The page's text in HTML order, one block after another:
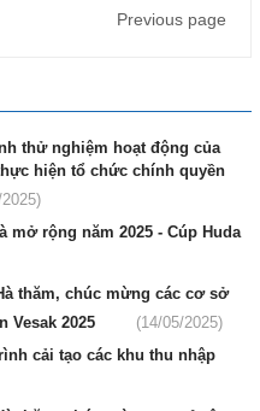
Previous page
thử nghiệm hoạt động của
hiện tổ chức chính quyền
mở rộng năm 2025 - Cúp Huda
thăm, chúc mừng các cơ sở
Vesak 2025
(14/05/2025)
cải tạo các khu thu nhập